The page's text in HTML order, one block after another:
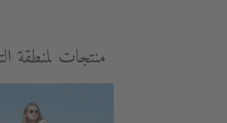
منتجات لمنطقة